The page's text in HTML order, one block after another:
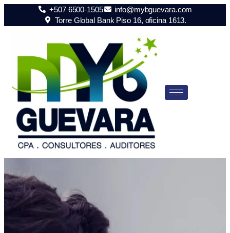
+507 6500-1505
info@mybguevara.com
Torre Global Bank Piso 16, oficina 1613.